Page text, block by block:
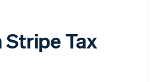
Stripe Tax